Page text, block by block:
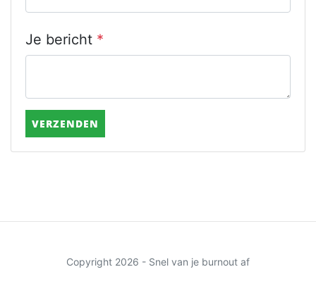
Je bericht *
VERZENDEN
Copyright 2026 - Snel van je burnout af